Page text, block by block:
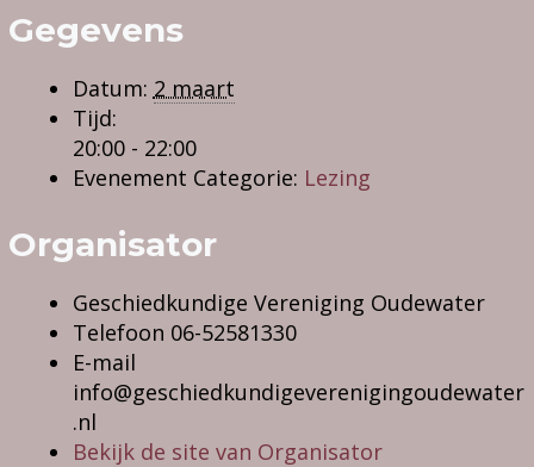
Gegevens
Datum: 2 maart
Tijd:
20:00 - 22:00
Evenement Categorie: Lezing
Organisator
Geschiedkundige Vereniging Oudewater
Telefoon 06-52581330
E-mail
info@geschiedkundigeverenigingoudewater
.nl
Bekijk de site van Organisator